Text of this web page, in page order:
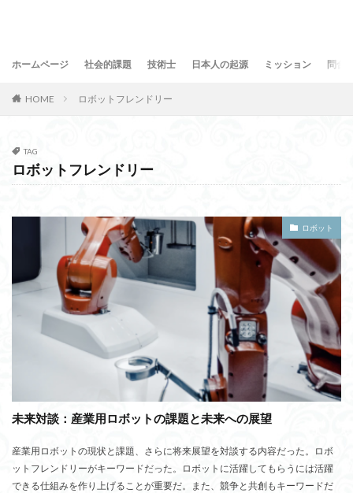
ホームページ 社会的課題 技術士 日本人の起源 ミッション 問合
HOME ロボットフレンドリー
TAG
ロボットフレンドリー
ロボット
未来対談：産業用ロボットの課題と未来への展望
産業用ロボットの現状と課題、さらに将来展望を対談する内容だった。ロボ
ットフレンドリーがキーワードだった。ロボットに活躍してもらうには活躍
できる仕組みを作り上げることが重要だ。また、競争と共創もキーワードだ